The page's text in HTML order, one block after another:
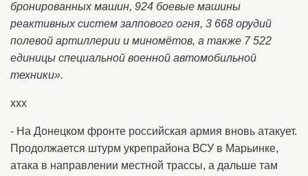
бронированных машин, 924 боевые машины
реактивных систем залпового огня, 3 668 орудий
полевой артиллерии и миномётов, а также 7 522
единицы специальной военной автомобильной
техники».
ххх
- На Донецком фронте российская армия вновь атакует.
Продолжается штурм укрепрайона ВСУ в Марьинке,
атака в направлении местной трассы, а дальше там